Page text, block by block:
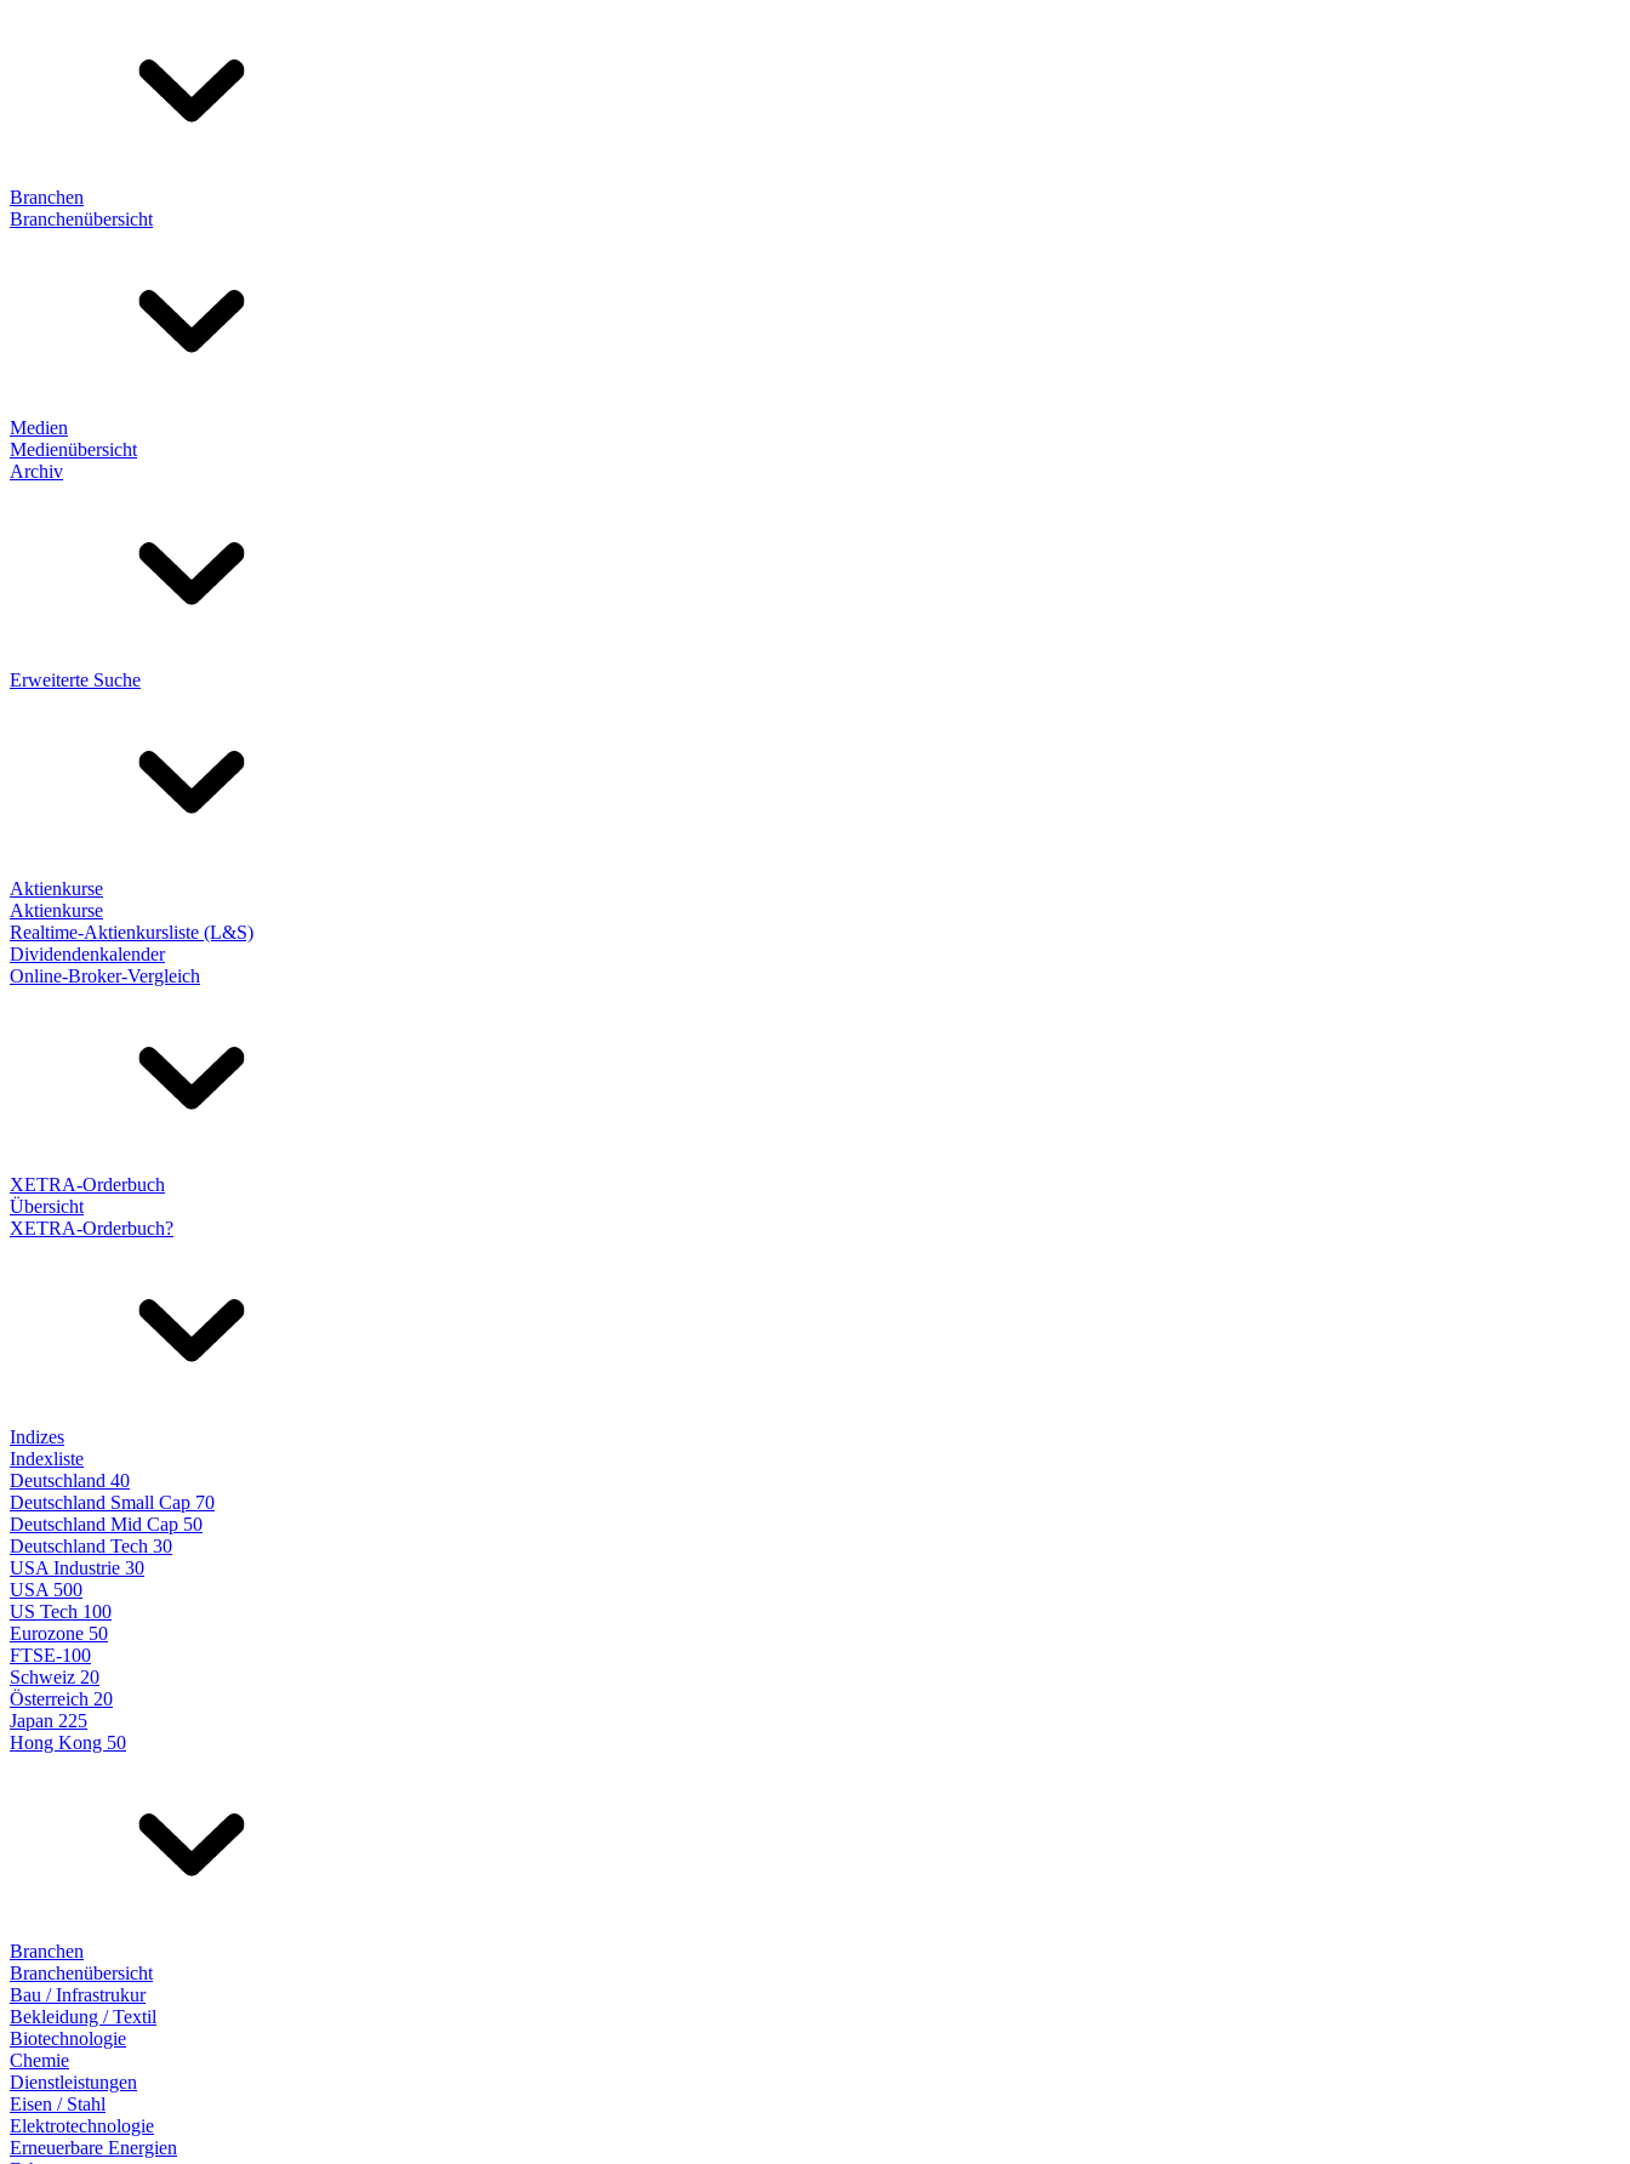
Branchen
Branchenübersicht
Medien
Medienübersicht
Archiv
Erweiterte Suche
Aktienkurse
Aktienkurse
Realtime-Aktienkursliste (L&S)
Dividendenkalender
Online-Broker-Vergleich
XETRA-Orderbuch
Übersicht
XETRA-Orderbuch?
Indizes
Indexliste
Deutschland 40
Deutschland Small Cap 70
Deutschland Mid Cap 50
Deutschland Tech 30
USA Industrie 30
USA 500
US Tech 100
Eurozone 50
FTSE-100
Schweiz 20
Österreich 20
Japan 225
Hong Kong 50
Branchen
Branchenübersicht
Bau / Infrastrukur
Bekleidung / Textil
Biotechnologie
Chemie
Dienstleistungen
Eisen / Stahl
Elektrotechnologie
Erneuerbare Energien